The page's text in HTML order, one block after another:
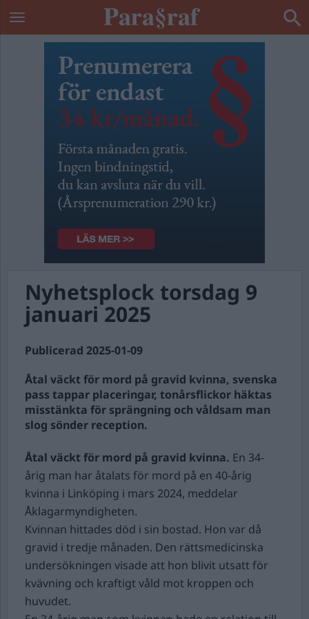
Nyhetsplock torsdag 9
januari 2025
Publicerad 2025-01-09
Åtal väckt för mord på gravid kvinna, svenska
pass tappar placeringar, tonårsflickor häktas
misstänkta för sprängning och våldsam man
slog sönder reception.
Åtal väckt för mord på gravid kvinna. En 34-
årig man har åtalats för mord på en 40-årig
kvinna i Linköping i mars 2024, meddelar
Åklagarmyndigheten.
Kvinnan hittades död i sin bostad. Hon var då
gravid i tredje månaden. Den rättsmedicinska
undersökningen visade att hon blivit utsatt för
kvävning och kraftigt våld mot kroppen och
huvudet.